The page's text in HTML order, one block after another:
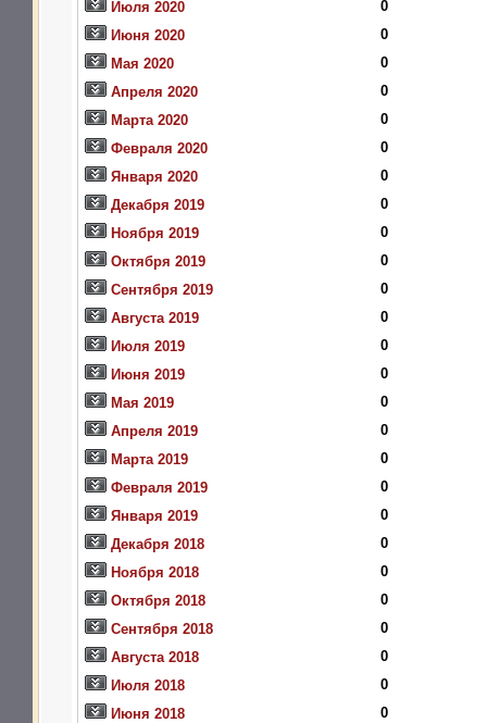
Июля 2020
0
Июня 2020
0
Мая 2020
0
Апреля 2020
0
Марта 2020
0
Февраля 2020
0
Января 2020
0
Декабря 2019
0
Ноября 2019
0
Октября 2019
0
Сентября 2019
0
Августа 2019
0
Июля 2019
0
Июня 2019
0
Мая 2019
0
Апреля 2019
0
Марта 2019
0
Февраля 2019
0
Января 2019
0
Декабря 2018
0
Ноября 2018
0
Октября 2018
0
Сентября 2018
0
Августа 2018
0
Июля 2018
0
Июня 2018
0